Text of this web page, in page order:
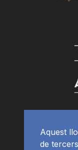
Aquest
de